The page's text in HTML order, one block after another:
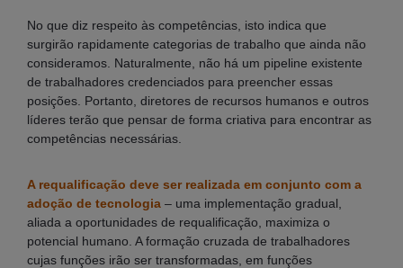
No que diz respeito às competências, isto indica que
surgirão rapidamente categorias de trabalho que ainda não
consideramos. Naturalmente, não há um pipeline existente
de trabalhadores credenciados para preencher essas
posições. Portanto, diretores de recursos humanos e outros
líderes terão que pensar de forma criativa para encontrar as
competências necessárias.
A requalificação deve ser realizada em conjunto com a
adoção de tecnologia – uma implementação gradual,
aliada a oportunidades de requalificação, maximiza o
potencial humano. A formação cruzada de trabalhadores
cujas funções irão ser transformadas, em funções